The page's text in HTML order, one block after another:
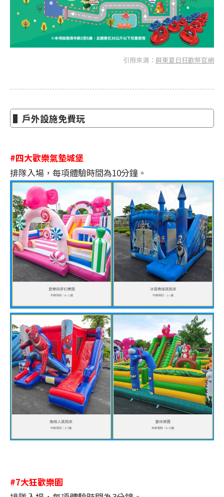
引用來源： 屏東夏日狂歡祭官網
▌戶外設施免費玩
#四大歡樂氣墊城堡
排隊入場，每項體驗時間為10分鐘。
#7大狂歡樂園